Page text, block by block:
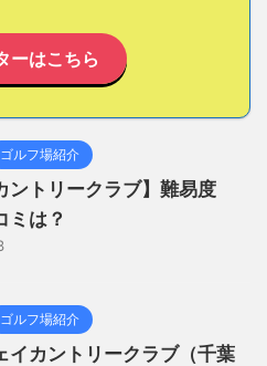
ーはこちら
ゴルフ場紹介
ントリークラブ】難易度
ミは？
ゴルフ場紹介
イカントリークラブ（千葉